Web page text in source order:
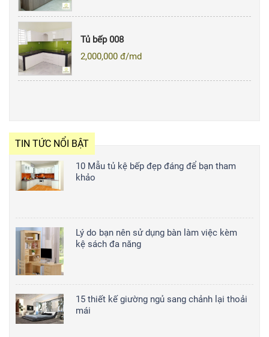
Tủ bếp 008
2,000,000đ/md
TIN TỨC NỔI BẬT
10 Mẫu tủ kệ bếp đẹp đáng để bạn tham
khảo
Lý do bạn nên sử dụng bàn làm việc kèm
kệ sách đa năng
15 thiết kế giường ngủ sang chảnh lại thoải
mái